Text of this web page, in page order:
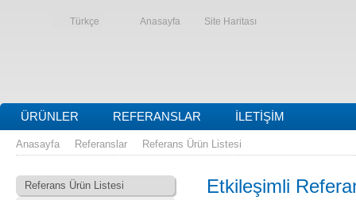
Türkçe Anasayfa Site Haritası
ÜRÜNLER REFERANSLAR İLETIŞIM
Anasayfa Referanslar Referans Ürün Listesi
Referans Ürün Listesi
Etkileşimli